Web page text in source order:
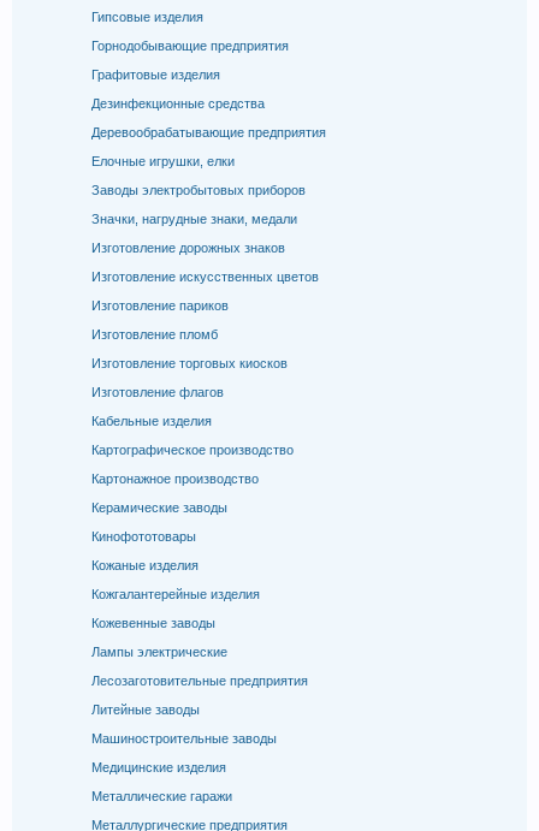
Гипсовые изделия
Горнодобывающие предприятия
Графитовые изделия
Дезинфекционные средства
Деревообрабатывающие предприятия
Елочные игрушки, елки
Заводы электробытовых приборов
Значки, нагрудные знаки, медали
Изготовление дорожных знаков
Изготовление искусственных цветов
Изготовление париков
Изготовление пломб
Изготовление торговых киосков
Изготовление флагов
Кабельные изделия
Картографическое производство
Картонажное производство
Керамические заводы
Кинофототовары
Кожаные изделия
Кожгалантерейные изделия
Кожевенные заводы
Лампы электрические
Лесозаготовительные предприятия
Литейные заводы
Машиностроительные заводы
Медицинские изделия
Металлические гаражи
Металлургические предприятия